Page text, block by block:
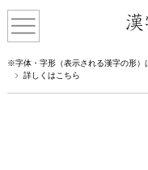
※字体・字形（表示される漢字の形）
詳しくはこちら